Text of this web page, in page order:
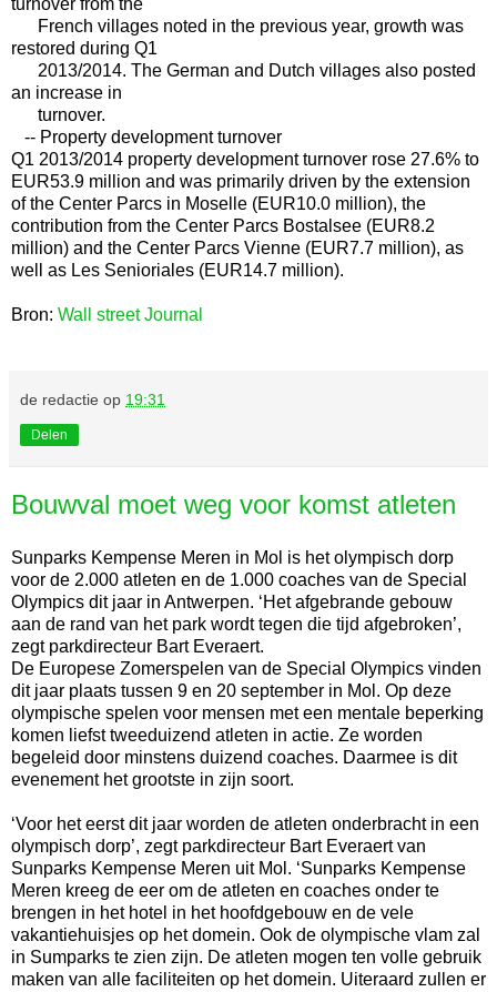
turnover from the
French villages noted in the previous year, growth was
restored during Q1
2013/2014. The German and Dutch villages also posted
an increase in
turnover.
-- Property development turnover
Q1 2013/2014 property development turnover rose 27.6% to
EUR53.9 million and was primarily driven by the extension
of the Center Parcs in Moselle (EUR10.0 million), the
contribution from the Center Parcs Bostalsee (EUR8.2
million) and the Center Parcs Vienne (EUR7.7 million), as
well as Les Senioriales (EUR14.7 million).
Bron: Wall street Journal
de redactie op 19:31
Delen
Bouwval moet weg voor komst atleten
Sunparks Kempense Meren in Mol is het olympisch dorp
voor de 2.000 atleten en de 1.000 coaches van de Special
Olympics dit jaar in Antwerpen. ‘Het afgebrande gebouw
aan de rand van het park wordt tegen die tijd afgebroken’,
zegt parkdirecteur Bart Everaert.
De Europese Zomerspelen van de Special Olympics vinden
dit jaar plaats tussen 9 en 20 september in Mol. Op deze
olympische spelen voor mensen met een mentale beperking
komen liefst tweeduizend atleten in actie. Ze worden
begeleid door minstens duizend coaches. Daarmee is dit
evenement het grootste in zijn soort.
‘Voor het eerst dit jaar worden de atleten onderbracht in een
olympisch dorp’, zegt parkdirecteur Bart Everaert van
Sunparks Kempense Meren uit Mol. ‘Sunparks Kempense
Meren kreeg de eer om de atleten en coaches onder te
brengen in het hotel in het hoofdgebouw en de vele
vakantiehuisjes op het domein. Ook de olympische vlam zal
in Sumparks te zien zijn. De atleten mogen ten volle gebruik
maken van alle faciliteiten op het domein. Uiteraard zullen er